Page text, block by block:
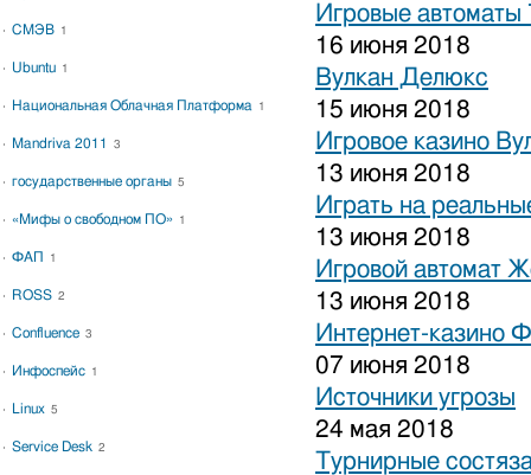
Игровые автоматы
16 июня 2018
Вулкан Делюкс
15 июня 2018
Игровое казино
13 июня 2018
Играть на
13 июня 2018
Игровой автомат
13 июня 2018
Интернет-казино
07 июня 2018
Источники угрозы
24 мая 2018
Турнирные
СМЭВ 1
Ubuntu 1
Национальная Облачная Платформа 1
Mandriva 2011 3
государственные органы 5
«Мифы о свободном ПО» 1
ФАП 1
ROSS 2
Confluence 3
Инфоспейс 1
Linux 5
Service Desk 2